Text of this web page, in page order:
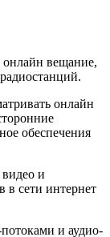
онлайн вещание,
онлайн
обеспечения
и
в сети интернет
и аудио-